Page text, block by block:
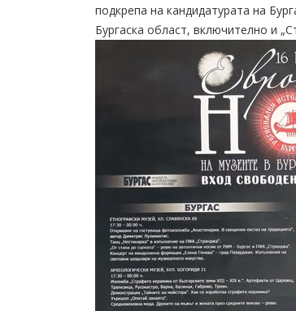
подкрепа на кандидатурата на
Бургаска област, включително и